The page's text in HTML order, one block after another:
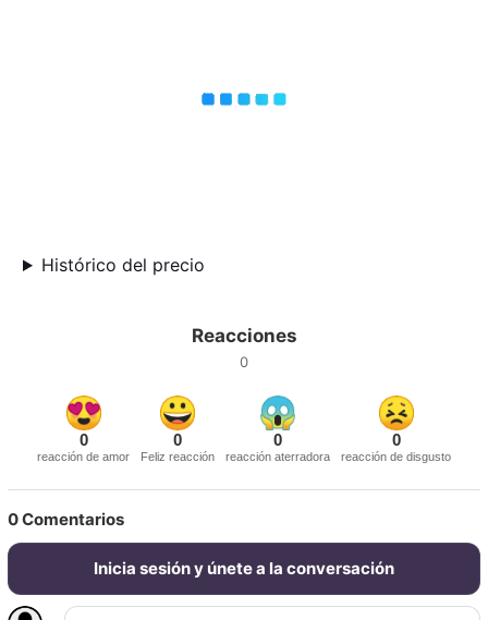
Histórico del precio
Reacciones
0
0
reacción de amor
0
Feliz reacción
0
reacción aterradora
0
reacción de disgusto
0Comentarios
Inicia sesión y únete a la conversación